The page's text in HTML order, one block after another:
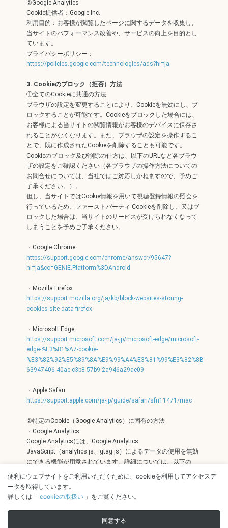
②Google Analytics
Cookie提供者：Google Inc.
利用目的：お客様が閲覧したページに関するデータを収集し、
当サイトのパフォーマンス改善や、サービスの向上を目的とし
ています。
プライバシーポリシー：
https://policies.google.com/technologies/ads?hl=ja
3. Cookieのブロック（拒否）方法
①全てのCookieに共通の方法
ブラウザの設定を変更することにより、Cookieを無効にし、ブ
ロックすることが可能です。Cookieをブロックした場合には、
お客様による当サイトの閲覧情報がお客様のデバイスに保存さ
れることがなくなります。また、ブラウザの設定を操作するこ
とで、既に作成されたCookieを削除することも可能です。
Cookieのブロック及び削除の仕方は、以下のURLなど各ブラウ
ザの設定をご確認ください（各ブラウザの操作方法についての
お問合せについては、当社ではご対応しかねますので、予めご
了承ください。）。
但し、当サイトではCookie情報を用いて視聴登録情報の照会を
行っているため、ファーストパーティ Cookieを削除し、又はブ
ロックした場合は、当サイトのサービスが受けられなくなって
しまうことを予めご了承ください。
・Google Chrome
https://support.google.com/chrome/answer/95647?
hl=ja&co=GENIE.Platform%3DAndroid
・Mozilla Firefox
https://support.mozilla.org/ja/kb/block-websites-storing-
cookies-site-data-firefox
・Microsoft Edge
https://support.microsoft.com/ja-jp/microsoft-edge/microsoft-
edge-%E3%81%A7-cookie-
%E3%82%92%E5%89%8A%E9%99%A4%E3%81%99%E3%82%8B-
63947406-40ac-c3b8-57b9-2a946a29ae09
・Apple Safari
https://support.apple.com/ja-jp/guide/safari/sfri11471/mac
②特定のCookie（Google Analytics）に固有の方法
・Google Analytics
Google Analyticsには、Google Analytics
JavaScript（analytics.js、gtag.js）によるデータの使用を無効
にできる機能が用意されています。詳細については、以下の
URLをご参照ください。
https://tools.google.com/dlpage/gaoptout?hl=ja
サイトの利用条件 個人情報保護等の取扱いについて
便利にウェブサイトをご利用いただくために、cookieを利用してアクセスデ
ータを取得しています。​
詳しくは「 cookieの取扱い 」をご覧ください。
同意する